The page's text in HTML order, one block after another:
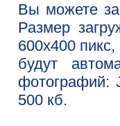
Вы можете
Размер
600x400
будут
фотографий:
500 кб.